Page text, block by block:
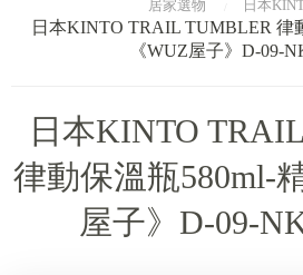
居家選物 日本
日本KINTO TRAIL TUMBLER 律
《WUZ屋子》D-09-
日本KINTO
律動保溫瓶580ml-
屋子》D-09-